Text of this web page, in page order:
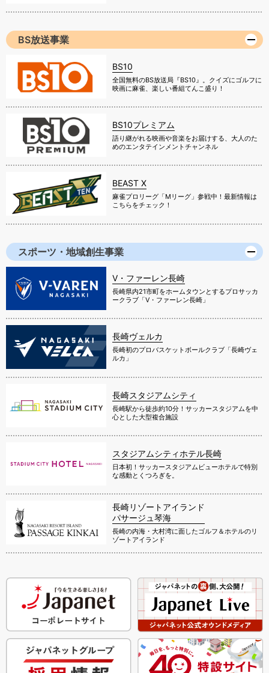
BS放送事業
BS10
全国無料のBS放送局『BS10』。クイズにゴルフに
映画に麻雀、楽しい番組てんこ盛り！
BS10プレミアム
語り継がれる映画や音楽をお届けする、大人のた
めのエンタテインメントチャンネル
BEAST X
麻雀プロリーグ「Mリーグ」参戦中！最新情報は
こちらをチェック！
スポーツ・地域創生事業
V・ファーレン長崎
長崎県内21市町をホームタウンとするプロサッカ
ークラブ「V・ファーレン長崎」
長崎ヴェルカ
長崎初のプロバスケットボールクラブ「長崎ヴェ
ルカ」
長崎スタジアムシティ
長崎駅から徒歩約10分！サッカースタジアムを中
心とした大型複合施設
スタジアムシティホテル長崎
日本初！サッカースタジアムビューホテルで特別
な感動とくつろぎを。
長崎リゾートアイランド
パサージュ琴海
長崎の内海・大村湾に面したゴルフ＆ホテルのリ
ゾートアイランド